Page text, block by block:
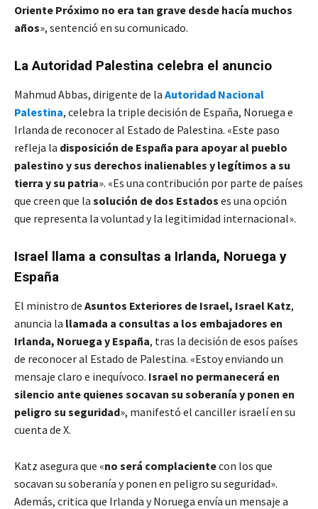
Oriente Próximo no era tan grave desde hacía muchos
años», sentenció en su comunicado.
La Autoridad Palestina celebra el anuncio
Mahmud Abbas, dirigente de la Autoridad Nacional
Palestina, celebra la triple decisión de España, Noruega e
Irlanda de reconocer al Estado de Palestina. «Este paso
refleja la disposición de España para apoyar al pueblo
palestino y sus derechos inalienables y legítimos a su
tierra y su patria». «Es una contribución por parte de países
que creen que la solución de dos Estados es una opción
que representa la voluntad y la legitimidad internacional».
Israel llama a consultas a Irlanda, Noruega y
España
El ministro de Asuntos Exteriores de Israel, Israel Katz,
anuncia la llamada a consultas a los embajadores en
Irlanda, Noruega y España, tras la decisión de esos países
de reconocer al Estado de Palestina. «Estoy enviando un
mensaje claro e inequívoco. Israel no permanecerá en
silencio ante quienes socavan su soberanía y ponen en
peligro su seguridad», manifestó el canciller israelí en su
cuenta de X.
Katz asegura que «no será complacientecon los que
socavan su soberanía y ponen en peligro su seguridad».
Además, critica que Irlanda y Noruega envía un mensaje a